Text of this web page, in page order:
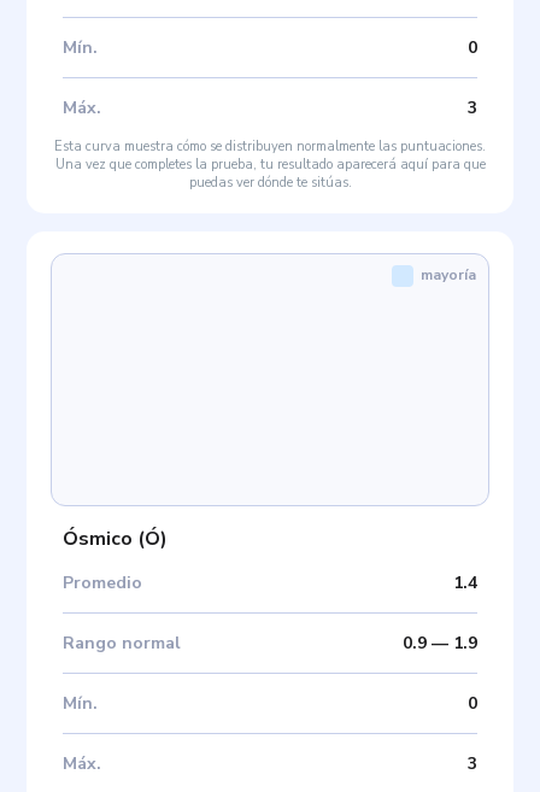
Mín. 0
Máx. 3
Esta curva muestra cómo se distribuyen normalmente las puntuaciones.
Una vez que completes la prueba, tu resultado aparecerá aquí para que
puedas ver dónde te sitúas.
Ósmico (Ó)
Promedio 1.4
Rango normal 0.9— 1.9
Mín. 0
Máx. 3
mayoría